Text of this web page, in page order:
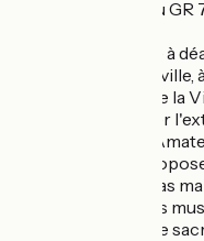
Compostelle et du
L'hôtel vous invite à
ruelles de la vielle
Michel, la statue de la
laissez vous conter
travers les âges .
théâtre du Puy
diversifiée. A ne pas
Roi De l'Oiseau, les
festival de musique